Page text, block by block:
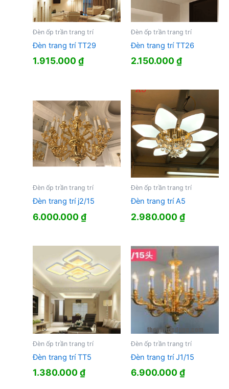
Đèn ốp trần trang trí
Đèn trang trí TT29
1.915.000₫
Đèn ốp trần trang trí
Đèn trang trí TT26
2.150.000₫
Đèn ốp trần trang trí
Đèn trang trí j2/15
6.000.000₫
Đèn ốp trần trang trí
Đèn trang trí A5
2.980.000₫
Đèn ốp trần trang trí
Đèn trang trí TT5
1.380.000₫
Đèn ốp trần trang trí
Đèn trang trí J1/15
6.900.000₫